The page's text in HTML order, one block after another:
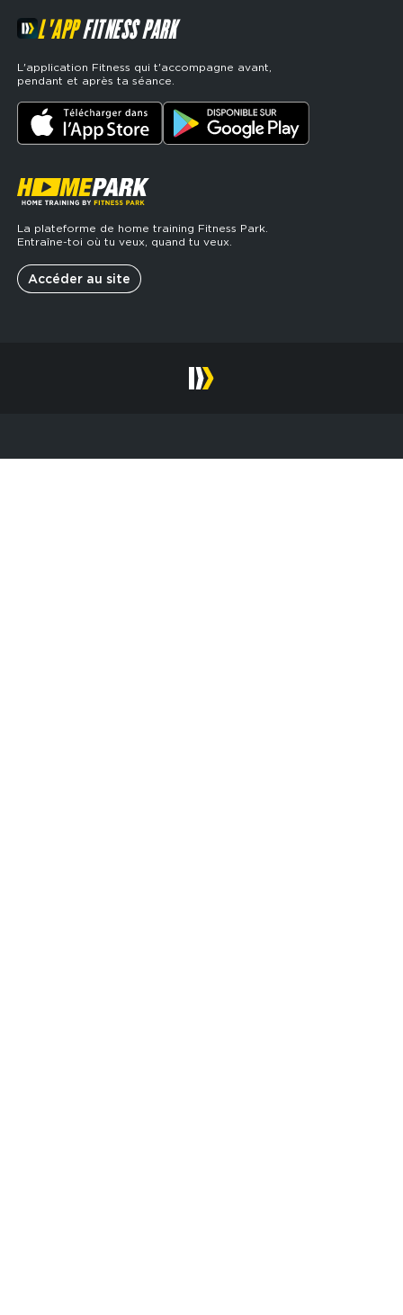
L'APPFITNESS PARK
L'application Fitness qui t'accompagne avant,
pendant et après ta séance.
La plateforme de home training Fitness Park.
Entraîne-toi où tu veux, quand tu veux.
Accéder au site